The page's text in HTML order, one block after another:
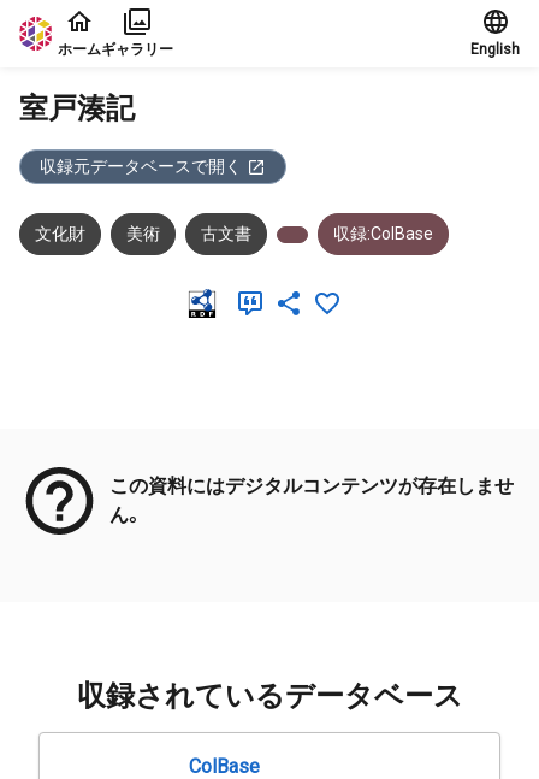
本文に飛ぶ
ホームギャラリー English
室戸湊記
収録元データベースで開く
文化財 美術 古文書 収録:ColBase
この資料にはデジタルコンテンツが存在しませ
ん。
収録されているデータベース
ColBase